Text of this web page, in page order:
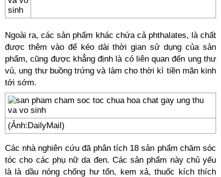
Ngoài ra, các sản phẩm khác chứa cả phthalates, là chất
được thêm vào để kéo dài thời gian sử dụng của sản
phẩm, cũng được khẳng định là có liên quan đến ung thư
vú, ung thư buồng trứng và làm cho thời kì tiền mãn kinh
tới sớm.
(Ảnh:DailyMail)
Các nhà nghiên cứu đã phân tích 18 sản phẩm chăm sóc
tóc cho các phụ nữ da đen. Các sản phẩm này chủ yếu
là là dầu nóng chống hư tổn, kem xả, thuốc kích thích